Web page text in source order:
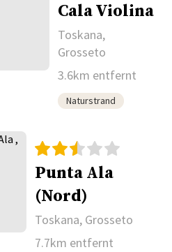
Cala Violina
Toskana,
Grosseto
3.6km entfernt
Naturstrand
Punta Ala
(Nord)
Toskana, Grosseto
7.7km entfernt